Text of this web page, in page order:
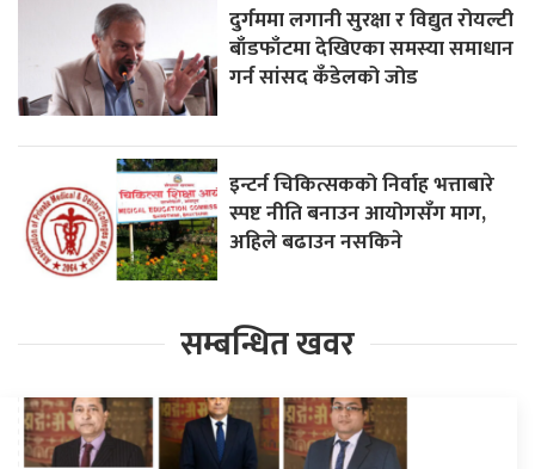
दुर्गममा लगानी सुरक्षा र विद्युत रोयल्टी
बाँडफाँटमा देखिएका समस्या समाधान
गर्न सांसद कँडेलको जोड
इन्टर्न चिकित्सकको निर्वाह भत्ताबारे
स्पष्ट नीति बनाउन आयोगसँग माग,
अहिले बढाउन नसकिने
सम्बन्धित खवर